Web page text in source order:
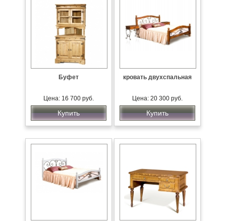
Буфет
Цена: 16 700 руб.
Купить
кровать двухспальная
Цена: 20 300 руб.
Купить